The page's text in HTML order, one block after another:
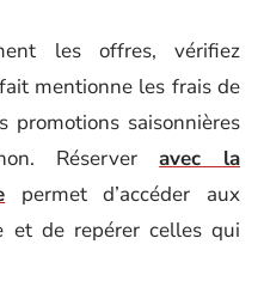
les offres, vérifiez
mentionne les frais de
promotions saisonnières
Réserveravec la
permet d’accéder aux
et de repérer celles qui